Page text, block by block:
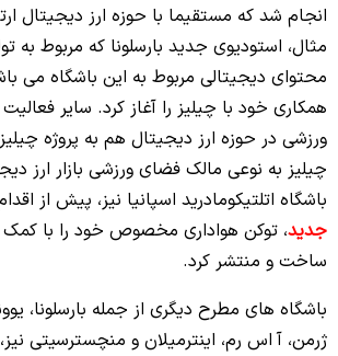
انجام شد که مستقیما با حوزه ارز دیجیتال
مثال، استودیوی جدید بارسلونا که مربوط به
محتوای دیجیتالی مربوط به این باشگاه می
همکاری خود با چیلیز را آغاز کرد. سایر
ورزشی در حوزه ارز دیجیتال هم به پروژه
چیلیز به نوعی مالک فضای ورزشی بازار ارز
باشگاه اتلتیکومادرید اسپانیا نیز، پیش از
جدید، توکن هواداری مخصوص خود را با کمک
ساخت و منتشر کرد.
باشگاه های مطرح دیگری از جمله بارسلونا،
ژرمن، آ اس رم، اینترمیلان و منچسترسیتی